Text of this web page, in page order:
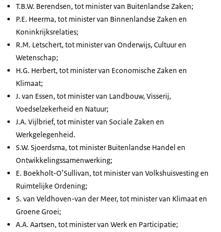
T.B.W. Berendsen, tot minister van Buitenlandse Zaken;
P.E. Heerma, tot minister van Binnenlandse Zaken en
Koninkrijksrelaties;
R.M. Letschert, tot minister van Onderwijs, Cultuur en
Wetenschap;
H.G. Herbert, tot minister van Economische Zaken en
Klimaat;
J. van Essen, tot minister van Landbouw, Visserij,
Voedselzekerheid en Natuur;
J.A. Vijlbrief, tot minister van Sociale Zaken en
Werkgelegenheid.
S.W. Sjoerdsma, tot minister Buitenlandse Handel en
Ontwikkelingssamenwerking;
E. Boekholt-O’Sullivan, tot minister van Volkshuisvesting en
Ruimtelijke Ordening;
S. van Veldhoven-van der Meer, tot minister van Klimaat en
Groene Groei;
A.A. Aartsen, tot minister van Werk en Participatie;